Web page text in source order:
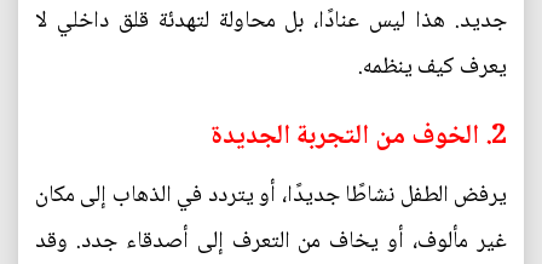
جديد. هذا ليس عنادًا، بل محاولة لتهدئة قلق داخلي لا
يعرف كيف ينظمه.
2. الخوف من التجربة الجديدة
يرفض الطفل نشاطًا جديدًا، أو يتردد في الذهاب إلى مكان
غير مألوف، أو يخاف من التعرف إلى أصدقاء جدد. وقد